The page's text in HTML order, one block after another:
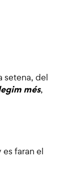
setena, del
més,
faran el